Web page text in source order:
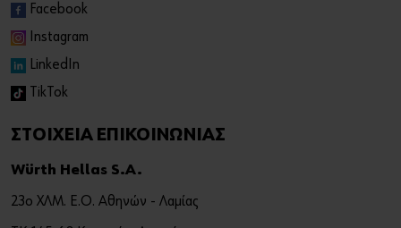
Facebook
Instagram
LinkedIn
TikTok
ΣΤΟΙΧΕΙΑ ΕΠΙΚΟΙΝΩΝΙΑΣ
Würth Hellas S.A.
23ο ΧΛΜ. Ε.Ο. Αθηνών - Λαμίας